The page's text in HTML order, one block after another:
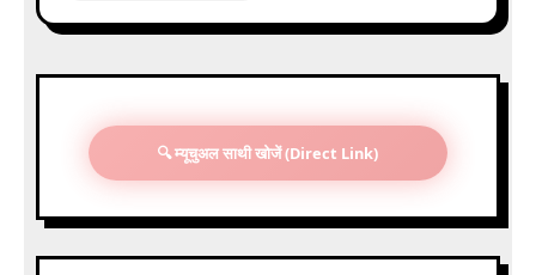
🔍 म्यूचुअल साथी खोजें (Direct Link)